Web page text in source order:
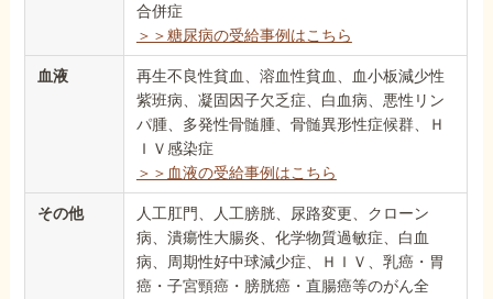
合併症
＞＞糖尿病の受給事例はこちら
血液
再生不良性貧血、溶血性貧血、血小板減少性
紫班病、凝固因子欠乏症、白血病、悪性リン
パ腫、多発性骨髄腫、骨髄異形性症候群、Ｈ
ＩＶ感染症
＞＞血液の受給事例はこちら
その他
人工肛門、人工膀胱、尿路変更、クローン
病、潰瘍性大腸炎、化学物質過敏症、白血
病、周期性好中球減少症、ＨＩＶ、乳癌・胃
癌・子宮頸癌・膀胱癌・直腸癌等のがん全